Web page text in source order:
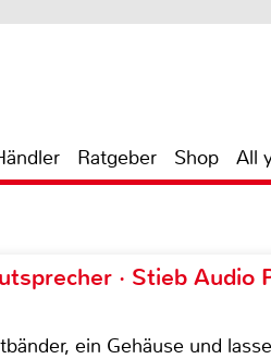
Ratgeber Shop All
· Stieb Audio
ein Gehäuse und